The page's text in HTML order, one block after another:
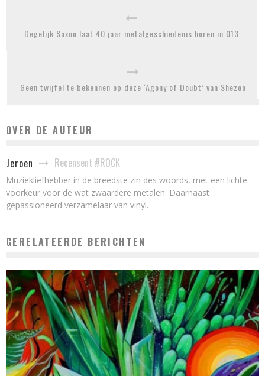
Degelijk Saxon laat 40 jaar metalgeschiedenis horen in 013
Geen twijfel te bekennen op deze ‘Agony of Doubt’ van Shezoo
OVER DE AUTEUR
Jeroen Recensent #ROCK
Muziekliefhebber in de breedste zin des woords, met een lichte
voorkeur voor de wat zwaardere metalen. Daarnaast
gepassioneerd verzamelaar van vinyl.
GERELATEERDE BERICHTEN